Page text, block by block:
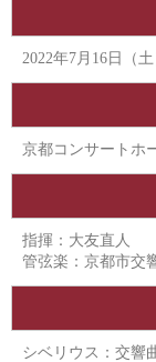
2022年7月16日（
京都コンサートホ
指揮：大友直人
管弦楽： 京都市交
シベリウス：交響